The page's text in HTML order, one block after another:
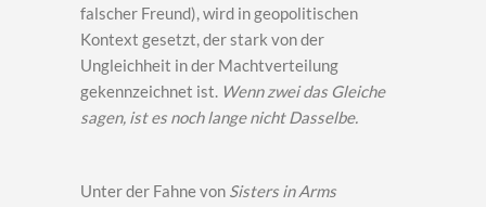
falscher Freund), wird in geopolitischen
Kontext gesetzt, der stark von der
Ungleichheit in der Machtverteilung
gekennzeichnet ist. Wenn zwei das Gleiche
sagen, ist es noch lange nicht Dasselbe.
Unter der Fahne von Sisters in Arms